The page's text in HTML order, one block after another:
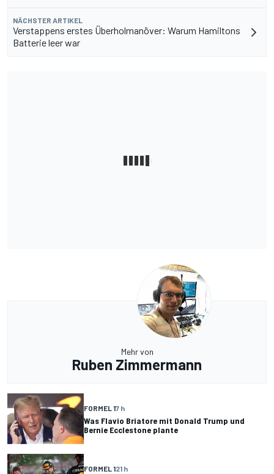
NÄCHSTER ARTIKEL
Verstappens erstes Überholmanöver: Warum Hamiltons
Batterie leer war
Mehr von
Ruben Zimmermann
FORMEL 17 h
Was Flavio Briatore mit Donald Trump und
Bernie Ecclestone plante
FORMEL 121 h